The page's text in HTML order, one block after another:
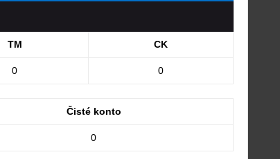
TM CK
0 0
Čisté konto
0